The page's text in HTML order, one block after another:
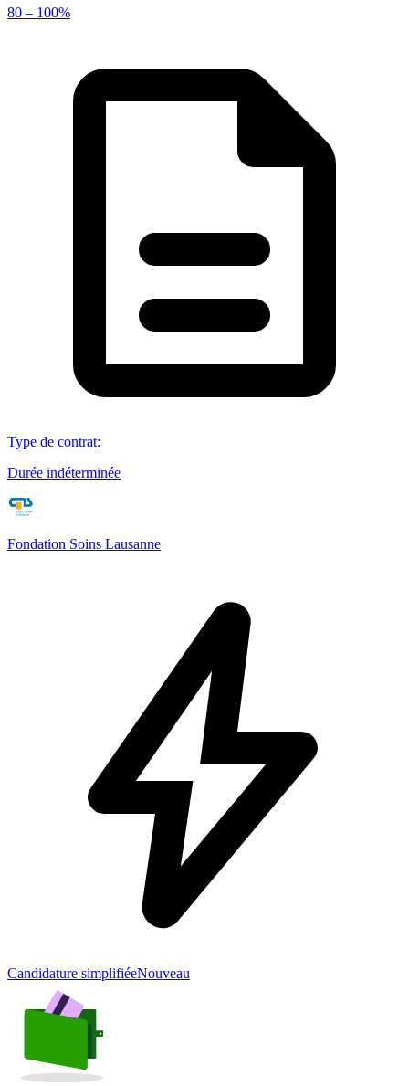
80 – 100%
Type de contrat:
Durée indéterminée
Fondation Soins Lausanne
Candidature simplifiéeNouveau